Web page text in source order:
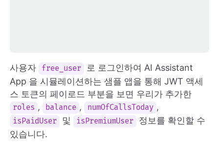
사용자 free_user
로 로그인하여 AI Assistant
App 을 시뮬레이션하는 샘플 앱을 통해 JWT 액세
스 토큰의 페이로드 부분을 보면 우리가 추가한
roles , balance , numOfCallsToday ,
isPaidUser 및 isPremiumUser
정보를 확인할 수
있습니다.